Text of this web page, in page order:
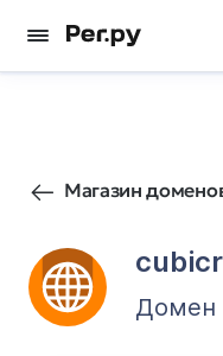
Магазин
Домен